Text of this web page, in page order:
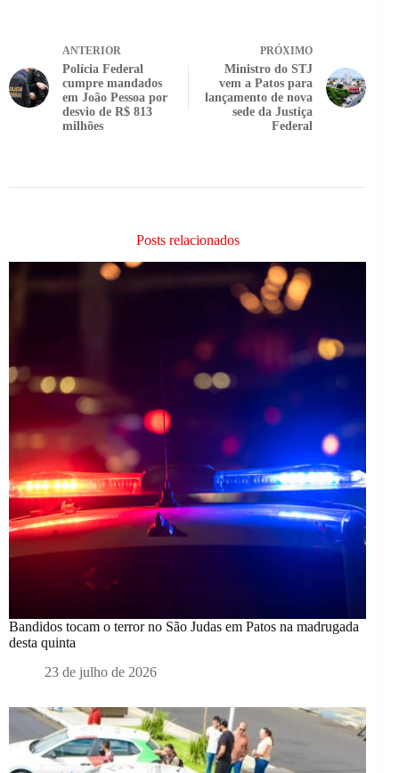
ANTERIOR
Polícia Federal
cumpre mandados
em João Pessoa por
desvio de R$ 813
milhões
PRÓXIMO
Ministro do STJ
vem a Patos para
lançamento de nova
sede da Justiça
Federal
Posts relacionados
Bandidos tocam o terror no São Judas em Patos na madrugada
desta quinta
23 de julho de 2026